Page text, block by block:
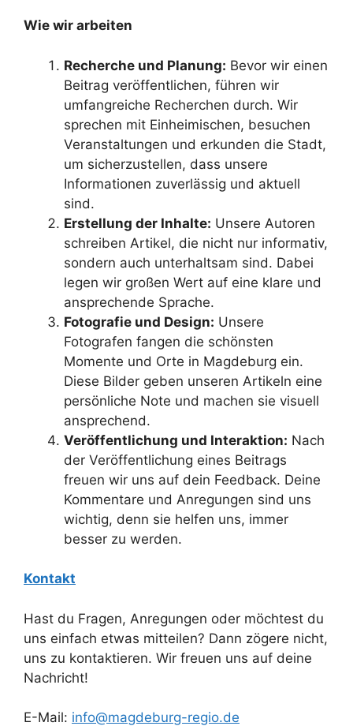
Wie wir arbeiten
Recherche und Planung: Bevor wir einen
Beitrag veröffentlichen, führen wir
umfangreiche Recherchen durch. Wir
sprechen mit Einheimischen, besuchen
Veranstaltungen und erkunden die Stadt,
um sicherzustellen, dass unsere
Informationen zuverlässig und aktuell
sind.
Erstellung der Inhalte: Unsere Autoren
schreiben Artikel, die nicht nur informativ,
sondern auch unterhaltsam sind. Dabei
legen wir großen Wert auf eine klare und
ansprechende Sprache.
Fotografie und Design: Unsere
Fotografen fangen die schönsten
Momente und Orte in Magdeburg ein.
Diese Bilder geben unseren Artikeln eine
persönliche Note und machen sie visuell
ansprechend.
Veröffentlichung und Interaktion: Nach
der Veröffentlichung eines Beitrags
freuen wir uns auf dein Feedback. Deine
Kommentare und Anregungen sind uns
wichtig, denn sie helfen uns, immer
besser zu werden.
Kontakt
Hast du Fragen, Anregungen oder möchtest du
uns einfach etwas mitteilen? Dann zögere nicht,
uns zu kontaktieren. Wir freuen uns auf deine
Nachricht!
E-Mail: info@magdeburg-regio.de